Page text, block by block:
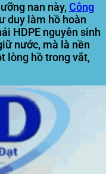
nan này, Công
duy làm hồ hoàn
HDPE nguyên sinh
nước, mà là nền
lòng hồ trong vắt,